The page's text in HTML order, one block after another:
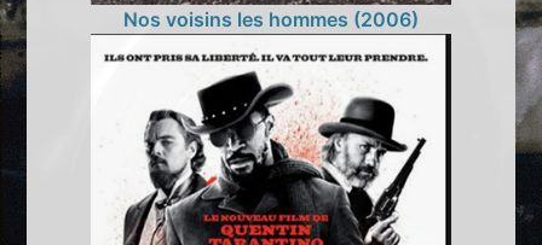
Nos voisins les hommes (2006)